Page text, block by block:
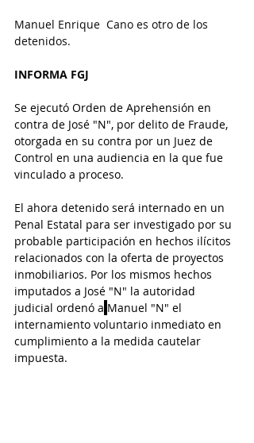
Manuel Enrique  Cano es otro de los
detenidos.
INFORMA FGJ
Se ejecutó Orden de Aprehensión en
contra de José "N", por delito de Fraude,
otorgada en su contra por un Juez de
Control en una audiencia en la que fue
vinculado a proceso.
El ahora detenido será internado en un
Penal Estatal para ser investigado por su
probable participación en hechos ilícitos
relacionados con la oferta de proyectos
inmobiliarios. Por los mismos hechos
imputados a José "N" la autoridad
judicial ordenó a Manuel "N" el
internamiento voluntario inmediato en
cumplimiento a la medida cautelar
impuesta.